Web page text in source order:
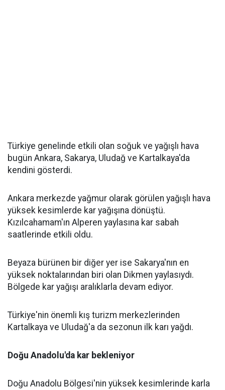
Türkiye genelinde etkili olan soğuk ve yağışlı hava
bugün Ankara, Sakarya, Uludağ ve Kartalkaya'da
kendini gösterdi.
Ankara merkezde yağmur olarak görülen yağışlı hava
yüksek kesimlerde kar yağışına dönüştü.
Kızılcahamam'ın Alperen yaylasına kar sabah
saatlerinde etkili oldu.
Beyaza bürünen bir diğer yer ise Sakarya'nın en
yüksek noktalarından biri olan Dikmen yaylasıydı.
Bölgede kar yağışı aralıklarla devam ediyor.
Türkiye'nin önemli kış turizm merkezlerinden
Kartalkaya ve Uludağ'a da sezonun ilk karı yağdı.
Doğu Anadolu'da kar bekleniyor
Doğu Anadolu Bölgesi'nin yüksek kesimlerinde karla